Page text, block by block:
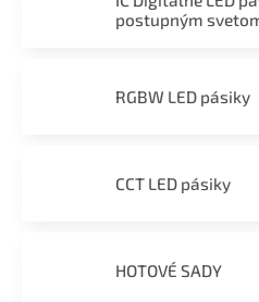
postupným
RGBW LED pásiky
CCT LED pásiky
HOTOVÉ SADY